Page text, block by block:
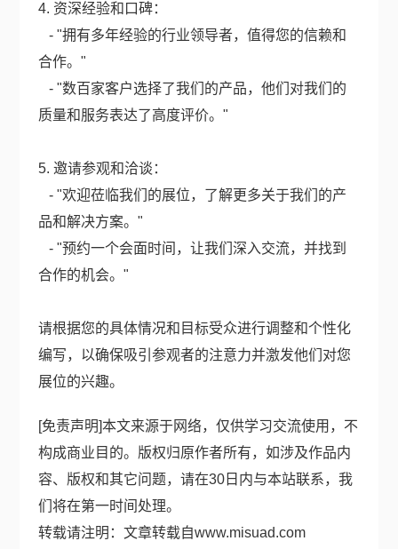
4. 资深经验和口碑：
- "拥有多年经验的行业领导者，值得您的信赖和
合作。"
- "数百家客户选择了我们的产品，他们对我们的
质量和服务表达了高度评价。"
5. 邀请参观和洽谈：
- "欢迎莅临我们的展位，了解更多关于我们的产
品和解决方案。"
- "预约一个会面时间，让我们深入交流，并找到
合作的机会。"
请根据您的具体情况和目标受众进行调整和个性化
编写，以确保吸引参观者的注意力并激发他们对您
展位的兴趣。
[免责声明]本文来源于网络，仅供学习交流使用，不
构成商业目的。版权归原作者所有，如涉及作品内
容、版权和其它问题，请在30日内与本站联系，我
们将在第一时间处理。
转载请注明：文章转载自www.misuad.com